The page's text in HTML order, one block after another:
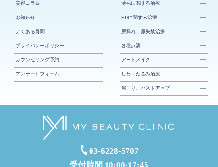
美容コラム
お知らせ
よくある質問
プライバシーポリシー
カウンセリング予約
アンケートフォーム
薄毛に関する治療
EDに関する治療
尿漏れ、尿失禁治療
各種点滴
アートメイク
しわ・たるみ治療
肩こり、バストアップ
03-6228-5707
受付時間 10:00-17:45